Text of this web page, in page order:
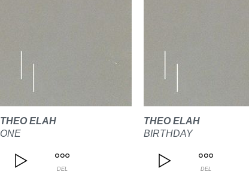
THEO ELAH
ONE
DEL
THEO ELAH
BIRTHDAY
DEL